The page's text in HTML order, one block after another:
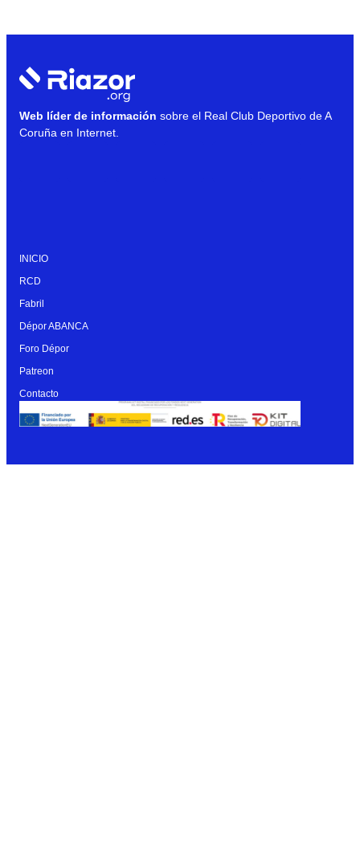
Web líder de información sobre el Real Club Deportivo de A
Coruña en Internet.
INICIO
RCD
Fabril
Dépor ABANCA
Foro Dépor
Patreon
Contacto